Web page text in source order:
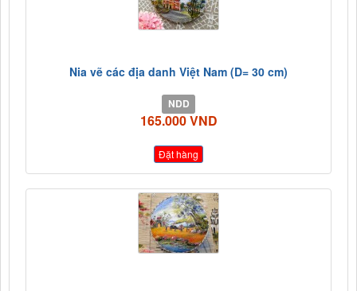
Nia vẽ các địa danh Việt Nam (D= 30 cm)
NDD
165.000 VND
Đặt hàng